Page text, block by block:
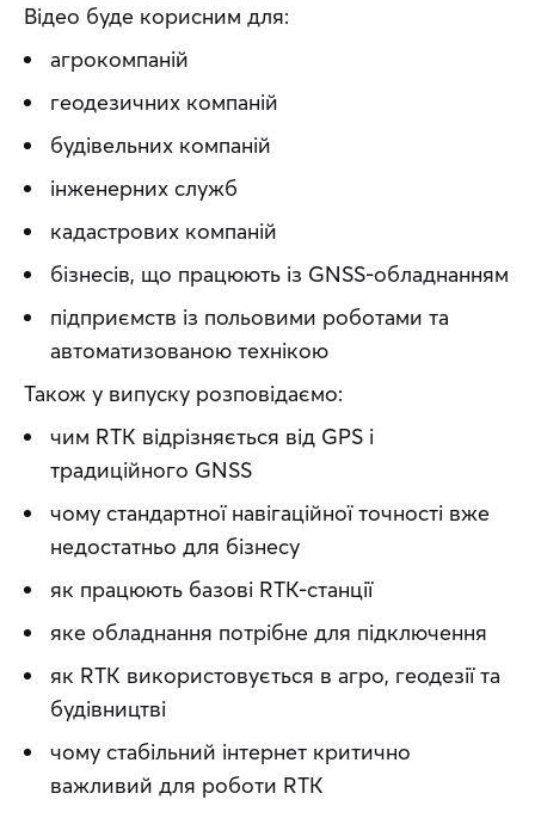
Відео буде корисним для:
агрокомпаній
геодезичних компаній
будівельних компаній
інженерних служб
кадастрових компаній
бізнесів, що працюють із GNSS-обладнанням
підприємств із польовими роботами та
автоматизованою технікою
Також у випуску розповідаємо:
чим RTK відрізняється від GPS і
традиційного GNSS
чому стандартної навігаційної точності вже
недостатньо для бізнесу
як працюють базові RTK-станції
яке обладнання потрібне для підключення
як RTK використовується в агро, геодезії та
будівництві
чому стабільний інтернет критично
важливий для роботи RTK